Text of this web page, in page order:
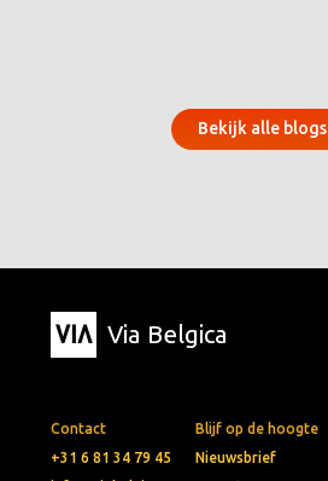
Bekijk alle blogs
Via Belgica
Contact
+31 6 81 34 79 45
Blijf op de hoogte
Nieuwsbrief